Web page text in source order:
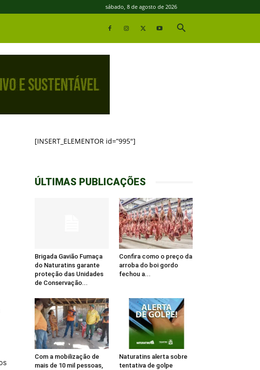
sábado, 8 de agosto de 2026
[INSERT_ELEMENTOR id=”995″]
ÚLTIMAS PUBLICAÇÕES
Brigada Gavião Fumaça
do Naturatins garante
proteção das Unidades
de Conservação...
Confira como o preço da
arroba do boi gordo
fechou a...
Com a mobilização de
mais de 10 mil pessoas,
Naturatins alerta sobre
tentativa de golpe